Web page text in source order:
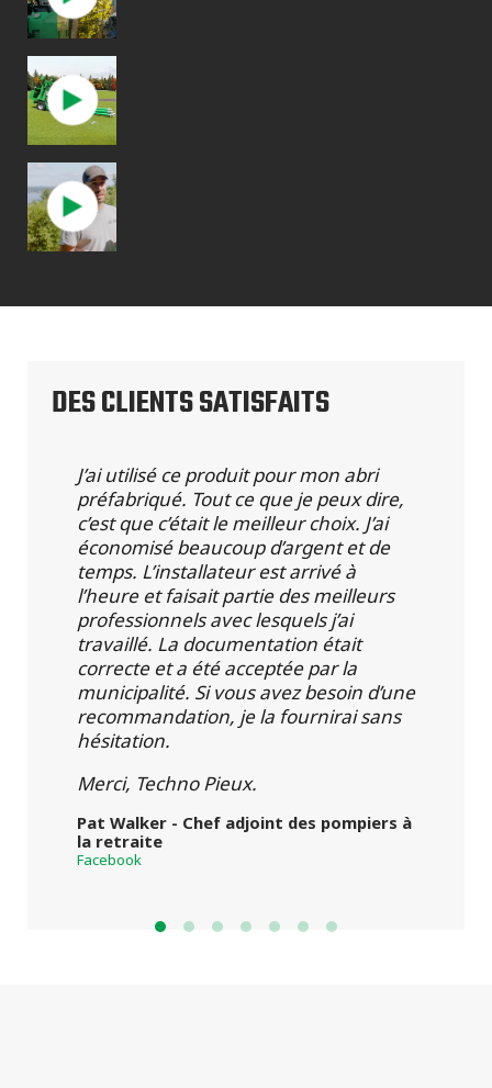
DES CLIENTS SATISFAITS
J’ai utilisé ce produit pour mon abri
préfabriqué. Tout ce que je peux dire,
c’est que c’était le meilleur choix. J’ai
économisé beaucoup d’argent et de
temps. L’installateur est arrivé à
l’heure et faisait partie des meilleurs
professionnels avec lesquels j’ai
travaillé. La documentation était
correcte et a été acceptée par la
municipalité. Si vous avez besoin d’une
recommandation, je la fournirai sans
hésitation.
Merci, Techno Pieux.
Pat Walker - Chef adjoint des pompiers à
la retraite
Facebook